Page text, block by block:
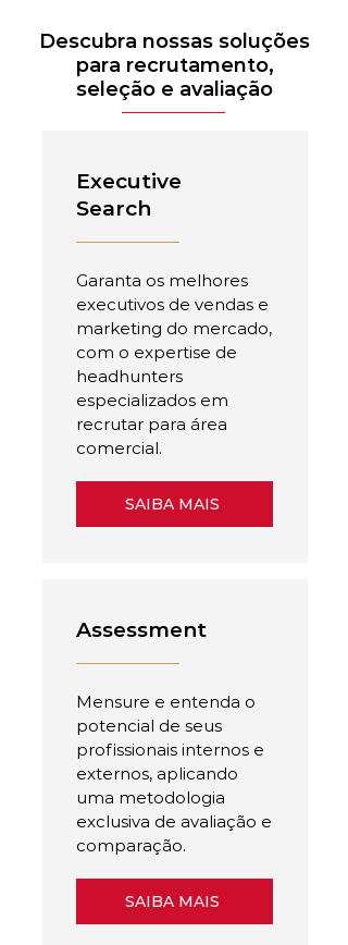
Descubra nossas soluções
para recrutamento,
seleção e avaliação
Executive
Search
Garanta os melhores
executivos de vendas e
marketing do mercado,
com o expertise de
headhunters
especializados em
recrutar para área
comercial.
SAIBA MAIS
Assessment
Mensure e entenda o
potencial de seus
profissionais internos e
externos, aplicando
uma metodologia
exclusiva de avaliação e
comparação.
SAIBA MAIS